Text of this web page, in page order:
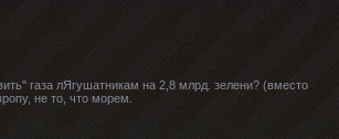
газа лЯгушатникам на 2,8 млрд. зелени? (вместо
не то, что морем.